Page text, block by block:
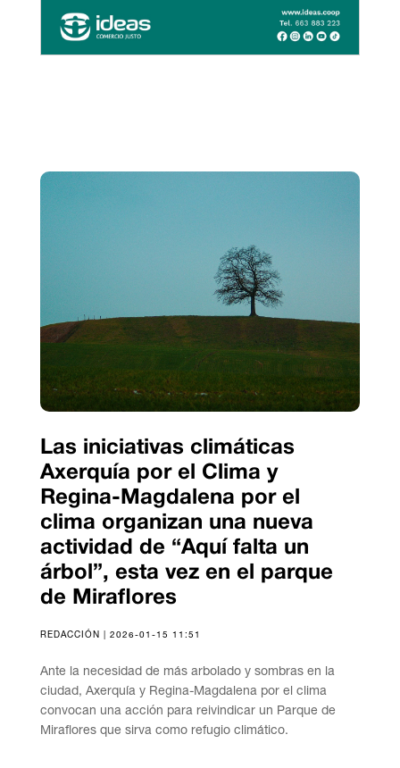
Las iniciativas climáticas
Axerquía por el Clima y
Regina-Magdalena por el
clima organizan una nueva
actividad de “Aquí falta un
árbol”, esta vez en el parque
de Miraflores
REDACCIÓN | 2026-01-15 11:51
Ante la necesidad de más arbolado y sombras en la
ciudad, Axerquía y Regina-Magdalena por el clima
convocan una acción para reivindicar un Parque de
Miraflores que sirva como refugio climático.